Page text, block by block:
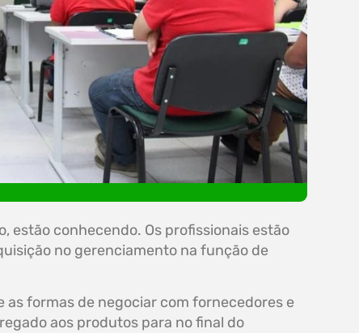
estão conhecendo. Os profissionais estão
no gerenciamento na função de
formas de negociar com fornecedores e
aos produtos para no final do